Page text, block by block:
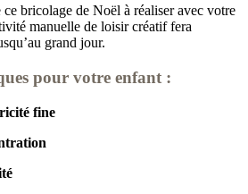
bricolage de Noël à réaliser avec votre
manuelle de loisir créatif fera
grand jour.
pour votre enfant :
fine